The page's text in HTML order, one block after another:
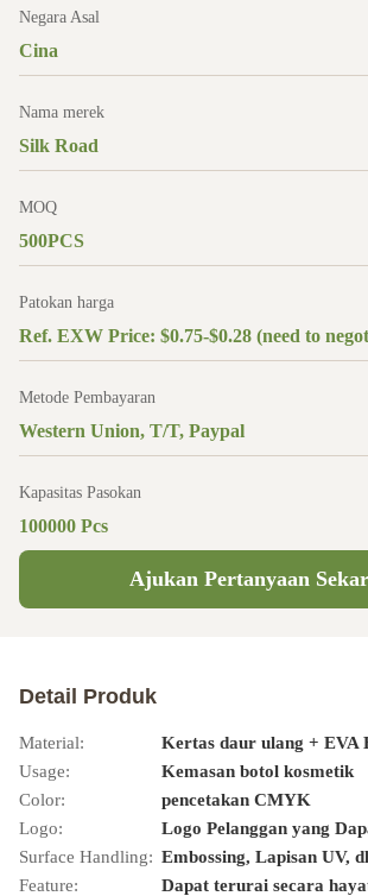
Negara Asal
Cina
Nama merek
Silk Road
MOQ
500PCS
Patokan harga
Ref. EXW Price: $0.75-$0.28 (need to
Metode Pembayaran
Western Union, T/T, Paypal
Kapasitas Pasokan
100000 Pcs
Ajukan Pertanyaan
Detail Produk
Material:
Kertas daur ulang + EVA
Usage:
Kemasan botol kosmetik
Color:
pencetakan CMYK
Logo:
Logo Pelanggan yang
Surface Handling: Embossing, Lapisan UV,
Feature:
Dapat terurai secara